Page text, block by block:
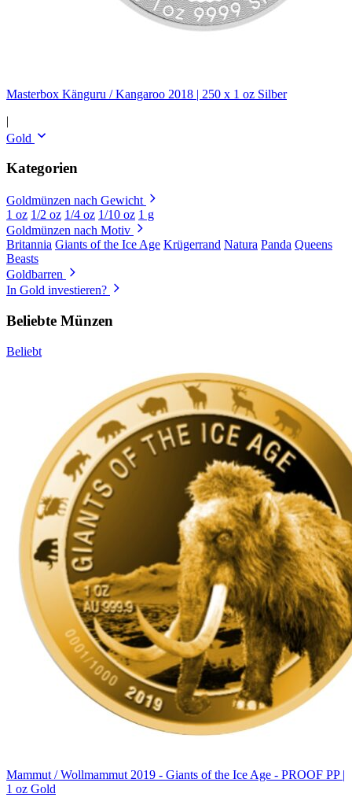
Masterbox Känguru / Kangaroo 2018 | 250 x 1 oz Silber
|
Gold
Kategorien
Goldmünzen nach Gewicht
1 oz 1/2 oz 1/4 oz 1/10 oz 1 g
Goldmünzen nach Motiv
Britannia Giants of the Ice Age Krügerrand Natura Panda Queens
Beasts
Goldbarren
In Gold investieren?
Beliebte Münzen
Beliebt
Mammut / Wollmammut 2019 - Giants of the Ice Age - PROOF PP |
1 oz Gold